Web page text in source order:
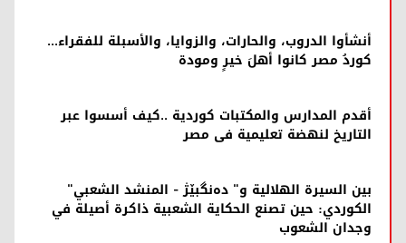
أنشأوا الدروب، والحارات، والزوايا، والأسبلة للفقراء...
كوردُ مصر كانوا أهلَ خيرٍ ومودة
أقدم المدارس والمكتبات كوردية ..كيف أسسوا عبر
التاريخ لنهضة تعليمية فى مصر
بين السيرة الهلالية و" دەنگبێژ - المنشد الشعبي"
الكوردي: حين تصنع الحكاية الشعبية ذاكرة أصيلة في
وجدان الشعوب